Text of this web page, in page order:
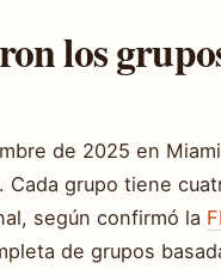
los
de 2025 en
Cada grupo tiene
según confirmó la
de grupos